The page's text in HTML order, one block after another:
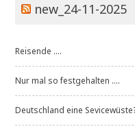
new_24-11-2025
Reisende ....
Nur mal so festgehalten ....
Deutschland eine